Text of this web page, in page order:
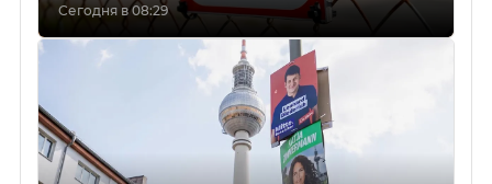
Сегодня в 08:29